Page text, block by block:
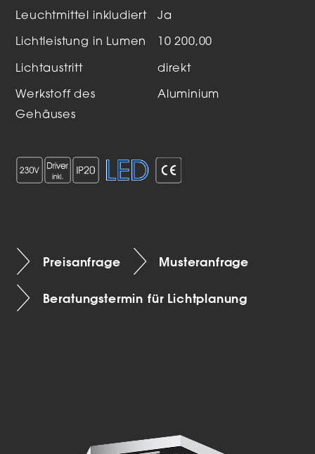
Leuchtmittel inkludiert Ja
Lichtleistung in Lumen 10 200,00
Lichtaustritt direkt
Werkstoff des
Gehäuses
Aluminium
Preisanfrage Musteranfrage
Beratungstermin für Lichtplanung